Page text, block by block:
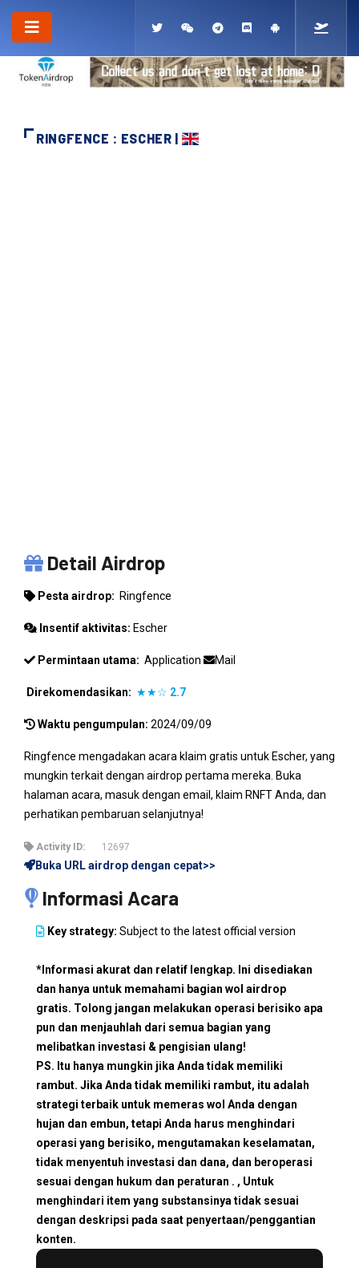
RINGFENCE : ESCHER |
Detail Airdrop
Pesta airdrop: Ringfence
Insentif aktivitas: Escher
Permintaan utama: Application Mail
Direkomendasikan: ★★☆ 2.7
Waktu pengumpulan: 2024/09/09
Ringfence mengadakan acara klaim gratis untuk Escher, yang
mungkin terkait dengan airdrop pertama mereka. Buka
halaman acara, masuk dengan email, klaim RNFT Anda, dan
perhatikan pembaruan selanjutnya!
Activity ID: 12697
Buka URL airdrop dengan cepat>>
Informasi Acara
Key strategy: Subject to the latest official version
*Informasi akurat dan relatif lengkap. Ini disediakan
dan hanya untuk memahami bagian wol airdrop
gratis. Tolong jangan melakukan operasi berisiko apa
pun dan menjauhlah dari semua bagian yang
melibatkan investasi & pengisian ulang!
PS. Itu hanya mungkin jika Anda tidak memiliki
rambut. Jika Anda tidak memiliki rambut, itu adalah
strategi terbaik untuk memeras wol Anda dengan
hujan dan embun, tetapi Anda harus menghindari
operasi yang berisiko, mengutamakan keselamatan,
tidak menyentuh investasi dan dana, dan beroperasi
sesuai dengan hukum dan peraturan . , Untuk
menghindari item yang substansinya tidak sesuai
dengan deskripsi pada saat penyertaan/penggantian
konten.